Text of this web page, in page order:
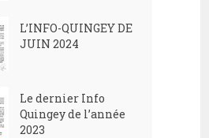
L’INFO-QUINGEY DE
JUIN 2024
Le dernier Info
Quingey de l’année
2023